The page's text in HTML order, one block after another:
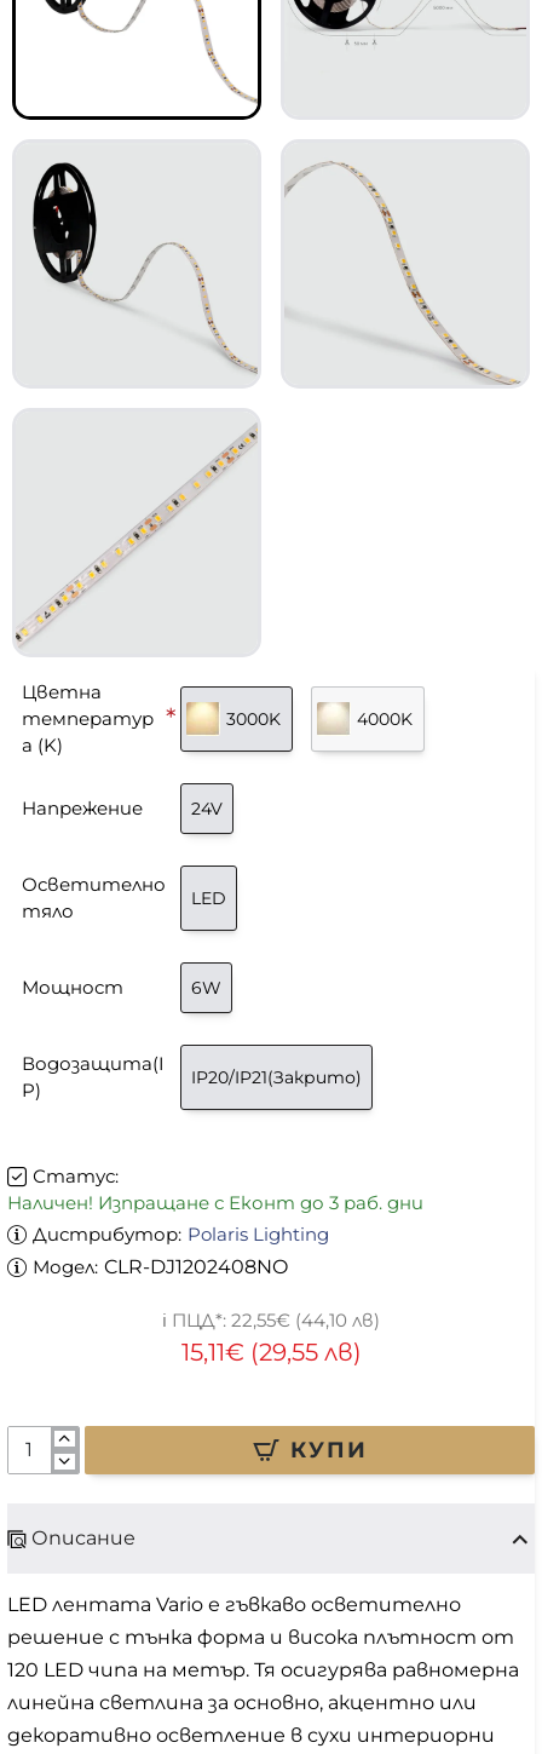
Статус:
Наличен! Изпращане с Еконт до 3 раб. дни
Дистрибутор: Polaris Lighting
Модел: CLR-DJ1202408NO
15,11€ (29,55 лв)
22,55€ (44,10 лв)
Цветна
температур
а (K)
3000K 4000K
Напрежение 24V
Осветително
тяло
LED
Мощност 6W
Водозащита(I
P)
IP20/IP21(Закрито)
КУПИ
Описание
LED лентата Vario е гъвкаво осветително
решение с тънка форма и висока плътност от
120 LED чипа на метър. Тя осигурява равномерна
линейна светлина за основно, акцентно или
декоративно осветление в сухи интериорни